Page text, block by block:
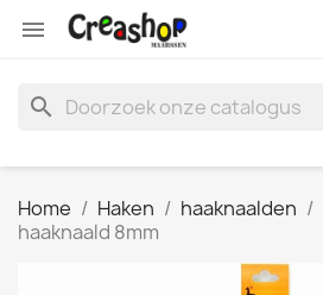

search
Home Haken haaknaalden
haaknaald 8mm